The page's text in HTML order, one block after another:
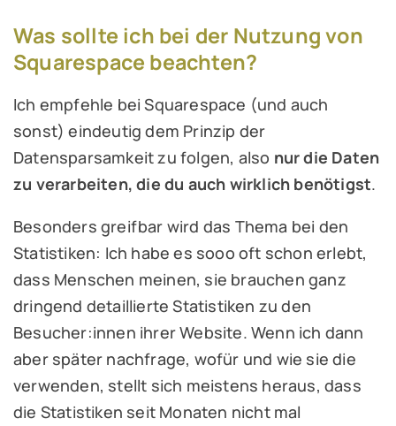
Was sollte ich bei der Nutzung von
Squarespace beachten?
Ich empfehle bei Squarespace (und auch
sonst) eindeutig dem Prinzip der
Datensparsamkeit zu folgen, also nur die Daten
zu verarbeiten, die du auch wirklich benötigst.
Besonders greifbar wird das Thema bei den
Statistiken: Ich habe es sooo oft schon erlebt,
dass Menschen meinen, sie brauchen ganz
dringend detaillierte Statistiken zu den
Besucher:innen ihrer Website. Wenn ich dann
aber später nachfrage, wofür und wie sie die
verwenden, stellt sich meistens heraus, dass
die Statistiken seit Monaten nicht mal